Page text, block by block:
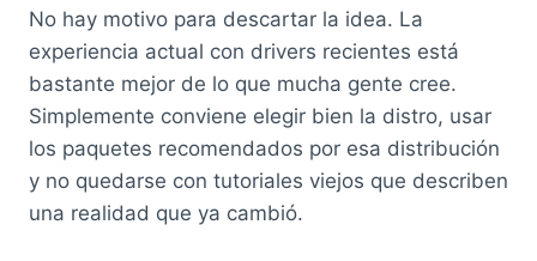
No hay motivo para descartar la idea. La
experiencia actual con drivers recientes está
bastante mejor de lo que mucha gente cree.
Simplemente conviene elegir bien la distro, usar
los paquetes recomendados por esa distribución
y no quedarse con tutoriales viejos que describen
una realidad que ya cambió.